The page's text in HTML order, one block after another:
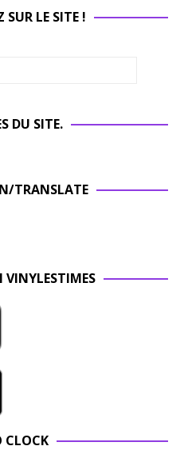
SUR LE SITE !
DU SITE.
TRANSLATE
CLOCK